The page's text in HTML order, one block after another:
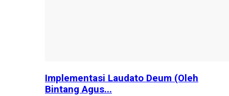
Implementasi Laudato Deum (Oleh
Bintang Agus...